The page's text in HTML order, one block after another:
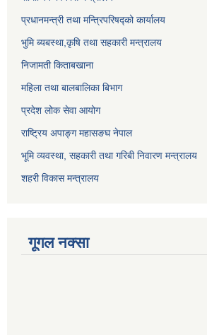
प्रधानमन्त्री तथा मन्त्रिपरिषद्को कार्यालय
भुमि ब्यबस्था,कृषि तथा सहकारी मन्त्रालय
निजामती किताबखाना
महिला तथा बालबालिका बिभाग
प्रदेश लोक सेवा आयोग
राष्ट्रिय अपाङ्ग महासङघ नेपाल
भूमि व्यवस्था, सहकारी तथा गरिबी निवारण मन्त्रालय
शहरी विकास मन्त्रालय
गूगल नक्सा